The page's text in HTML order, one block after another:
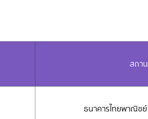
สถา
ธนาคารไทยพาณิช